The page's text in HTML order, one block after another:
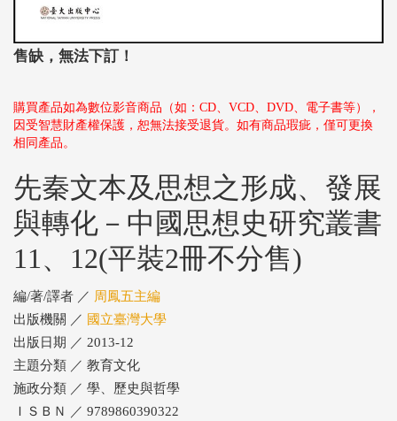
售缺，無法下訂！
購買產品如為數位影音商品（如：CD、VCD、DVD、電子書等），
因受智慧財產權保護，恕無法接受退貨。如有商品瑕疵，僅可更換
相同產品。
先秦文本及思想之形成、發展
與轉化－中國思想史研究叢書
11、12(平裝2冊不分售)
編/著/譯者 ／ 周鳳五主編
出版機關 ／ 國立臺灣大學
出版日期 ／ 2013-12
主題分類 ／ 教育文化
施政分類 ／ 學、歷史與哲學
ＩＳＢＮ ／ 9789860390322